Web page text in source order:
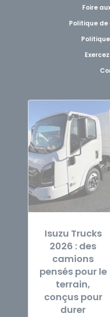
Foire
Politique
Isuzu Trucks
2026 : des
camions
pensés pour le
terrain,
conçus pour
durer